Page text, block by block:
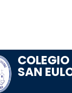
COLEGIO
SAN